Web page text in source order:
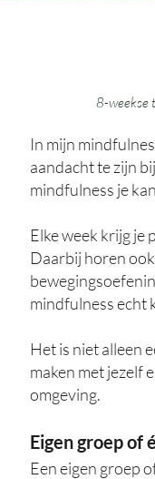
8-weekse
In mijn
aandacht te zijn
mindfulness je
​Elke week krijg je
Daarbij horen
mindfulness echt
Het is niet alleen
maken met jezelf
omgeving.
Eigen groep of
Een eigen groep